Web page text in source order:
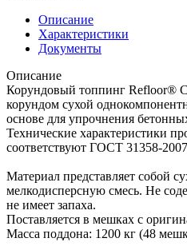
Описание
Характеристики
Документы
Описание
Корундовый топпинг Refloor®
корундом сухой
основе для упрочнения
Технические характеристики
соответствуют ГОСТ 31358-
Материал представляет собой
мелкодисперсную смесь. Не
не имеет запаха.
Поставляется в мешках с
Масса поддона: 1200 кг (48